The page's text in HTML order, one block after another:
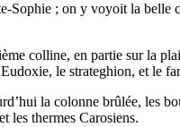
; on y voyoit la
colline, en partie sur la
le strateghion, et le
la colonne brûlée, les
les thermes Carosiens.